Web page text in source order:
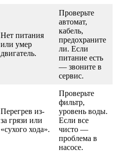
Нет питания
или умер
двигатель.
Проверьте
автомат,
кабель,
предохраните
ли. Если
питание есть
— звоните в
сервис.
Перегрев из-
за грязи или
«сухого хода».
Проверьте
фильтр,
уровень воды.
Если все
чисто —
проблема в
насосе.